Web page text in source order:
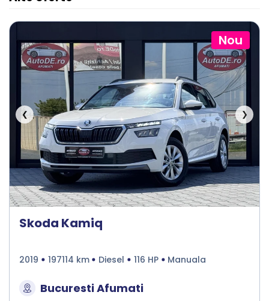
Nou
❮ ❯
Skoda Kamiq
2019 197114 km Diesel 116 HP Manuala
Bucuresti Afumati